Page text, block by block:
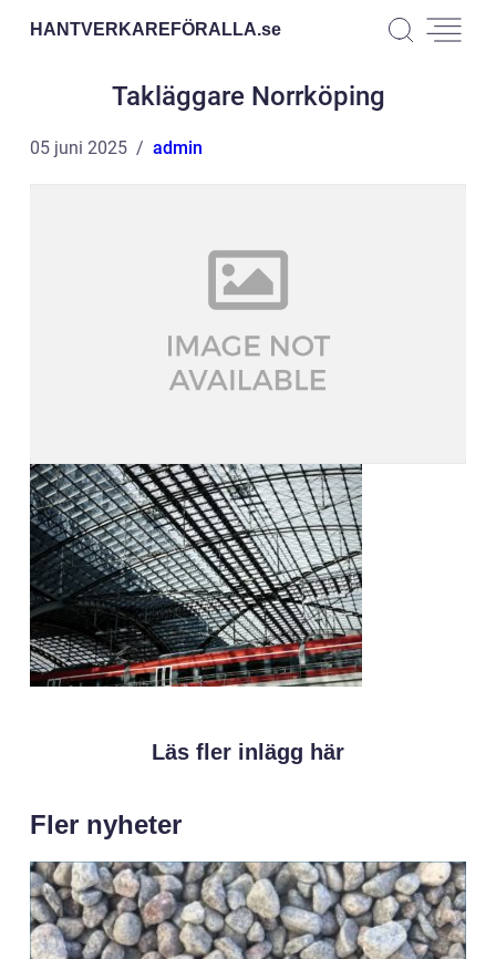
HANTVERKAREFÖRALLA.se
Takläggare Norrköping
05 juni 2025 admin
Läs fler inlägg här
Fler nyheter